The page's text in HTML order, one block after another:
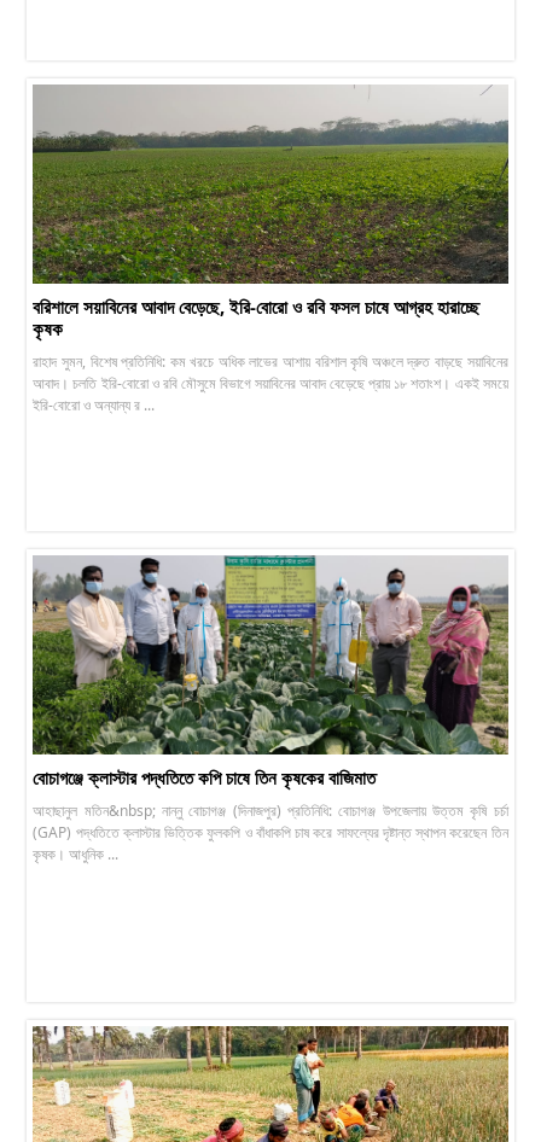
বরিশালে সয়াবিনের আবাদ বেড়েছে, ইরি-বোরো ও রবি ফসল চাষে আগ্রহ হারাচ্ছে
কৃষক
রাহাদ সুমন, বিশেষ প্রতিনিধি: কম খরচে অধিক লাভের আশায় বরিশাল কৃষি অঞ্চলে দ্রুত বাড়ছে সয়াবিনের
আবাদ। চলতি ইরি-বোরো ও রবি মৌসুমে বিভাগে সয়াবিনের আবাদ বেড়েছে প্রায় ১৮ শতাংশ। একই সময়ে
ইরি-বোরো ও অন্যান্য র ...
বোচাগঞ্জে ক্লাস্টার পদ্ধতিতে কপি চাষে তিন কৃষকের বাজিমাত
আহাছানুল মতিন&nbsp; নান্নু বোচাগঞ্জ (দিনাজপুর) প্রতিনিধি: বোচাগঞ্জ উপজেলায় উত্তম কৃষি চর্চা
(GAP) পদ্ধতিতে ক্লাস্টার ভিত্তিক ফুলকপি ও বাঁধাকপি চাষ করে সাফল্যের দৃষ্টান্ত স্থাপন করেছেন তিন
কৃষক। আধুনিক ...